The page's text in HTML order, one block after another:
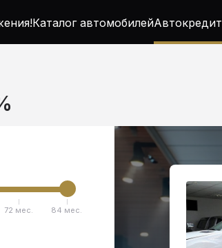
Каталог автомобилейАвтокредит
72 мес. 84 мес.